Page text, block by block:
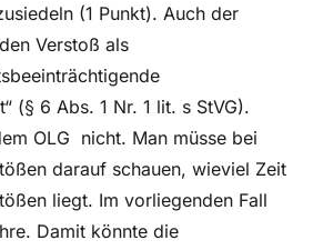
(1 Punkt). Auch der
Verstoß als
(§ 6 Abs. 1 Nr. 1 lit. s StVG).
OLG nicht. Man müsse bei
darauf schauen, wieviel Zeit
liegt. Im vorliegenden Fall
Damit könnte die